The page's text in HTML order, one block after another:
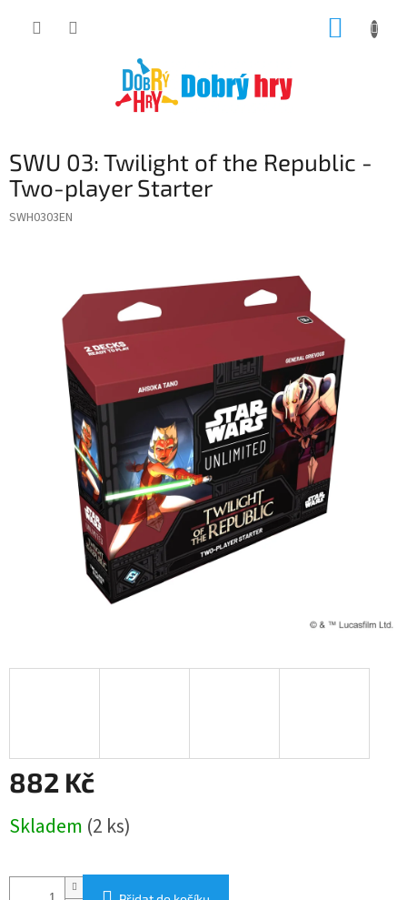
SWU 03: Twilight of the Republic -
Two-player Starter
SWH0303EN
882 Kč
cena:
Skladem (2 ks)